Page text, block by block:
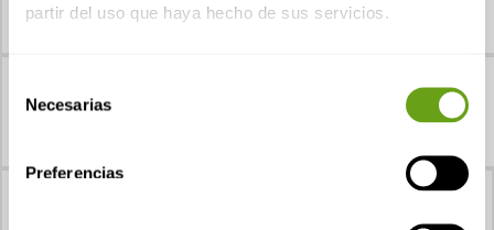
partir del uso que haya hecho de sus servicios.
Necesarias
Preferencias
106 kWp